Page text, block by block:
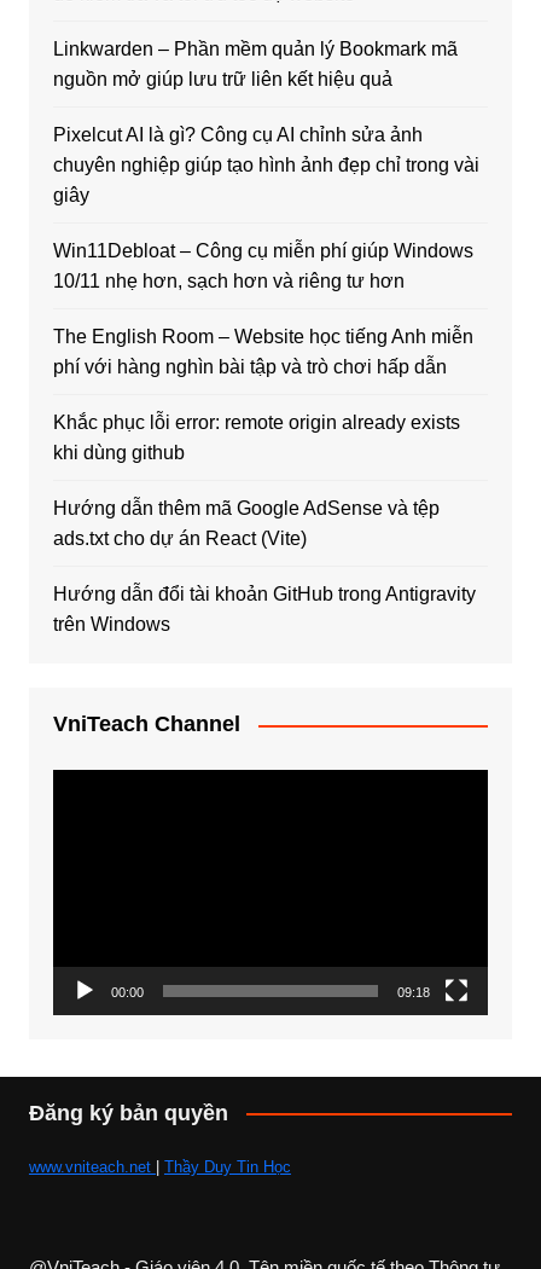
Linkwarden – Phần mềm quản lý Bookmark mã
nguồn mở giúp lưu trữ liên kết hiệu quả
Pixelcut AI là gì? Công cụ AI chỉnh sửa ảnh
chuyên nghiệp giúp tạo hình ảnh đẹp chỉ trong vài
giây
Win11Debloat – Công cụ miễn phí giúp Windows
10/11 nhẹ hơn, sạch hơn và riêng tư hơn
The English Room – Website học tiếng Anh miễn
phí với hàng nghìn bài tập và trò chơi hấp dẫn
Khắc phục lỗi error: remote origin already exists
khi dùng github
Hướng dẫn thêm mã Google AdSense và tệp
ads.txt cho dự án React (Vite)
Hướng dẫn đổi tài khoản GitHub trong Antigravity
trên Windows
VniTeach Channel
00:00 09:18
Đăng ký bản quyền
www.vniteach.net | Thầy Duy Tin Học